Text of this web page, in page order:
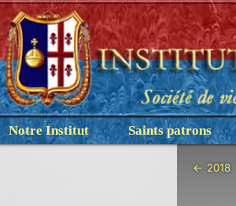
Notre Institut Saints patrons
← 2018